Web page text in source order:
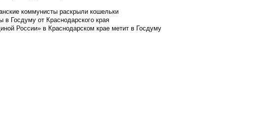
коммунисты раскрыли кошельки
в Госдуму от Краснодарского края
России» в Краснодарском крае метит в Госдуму